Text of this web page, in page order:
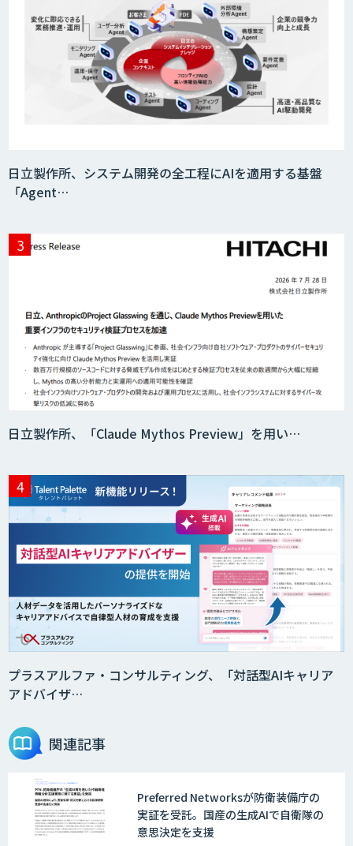
日立製作所、システム開発の全工程にAIを適用する基盤
「Agent…
日立製作所、「Claude Mythos Preview」を用い…
プラスアルファ・コンサルティング、「対話型AIキャリア
アドバイザ…
関連記事
Preferred Networksが防衛装備庁の
実証を受託。国産の生成AIで自衛隊の
意思決定を支援